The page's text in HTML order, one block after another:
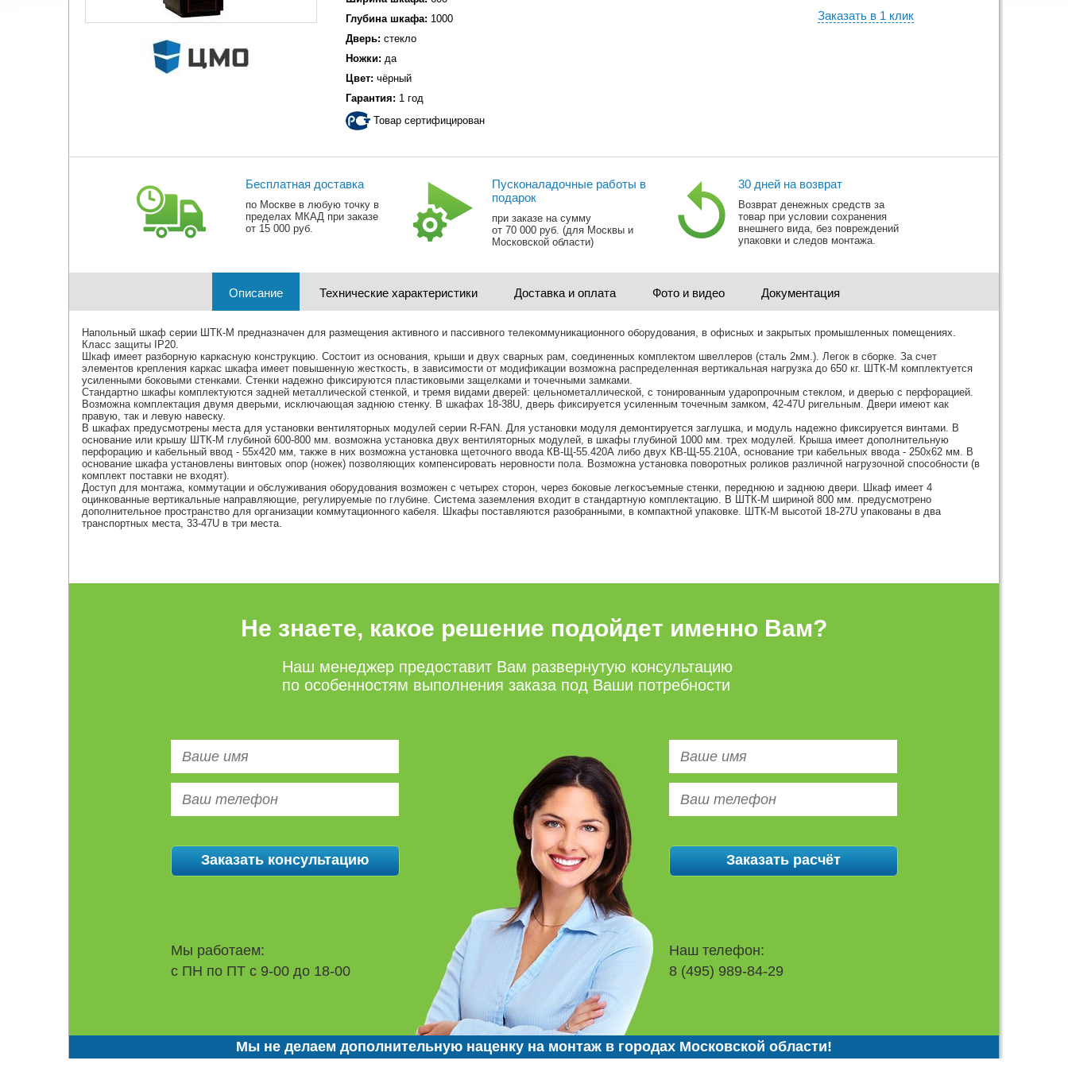
Глубина шкафа: 1000
Дверь: стекло
Ножки: да
Цвет: чёрный
Гарантия: 1 год
Товар сертифицирован
Заказать в 1 клик
Бесплатная доставка
по Москве в любую точку в
пределах МКАД при заказе
от 15 000 руб.
Пусконаладочные работы в
подарок
при заказе на сумму
от 70 000 руб. (для Москвы и
Московской области)
30 дней на возврат
Возврат денежных средств за
товар при условии сохранения
внешнего вида, без повреждений
упаковки и следов монтажа.
Описание Технические характеристики Доставка и оплата Фото и видео Документация
Напольный шкаф серии ШТК-М предназначен для размещения активного и пассивного телекоммуникационного оборудования, в офисных и закрытых промышленных помещениях.
Класс защиты IP20.
Шкаф имеет разборную каркасную конструкцию. Состоит из основания, крыши и двух сварных рам, соединенных комплектом швеллеров (сталь 2мм.). Легок в сборке. За счет
элементов крепления каркас шкафа имеет повышенную жесткость, в зависимости от модификации возможна распределенная вертикальная нагрузка до 650 кг. ШТК-М комплектуется
усиленными боковыми стенками. Стенки надежно фиксируются пластиковыми защелками и точечными замками.
Стандартно шкафы комплектуются задней металлической стенкой, и тремя видами дверей: цельнометаллической, с тонированным ударопрочным стеклом, и дверью с перфорацией.
Возможна комплектация двумя дверьми, исключающая заднюю стенку. В шкафах 18-38U, дверь фиксируется усиленным точечным замком, 42-47U ригельным. Двери имеют как
правую, так и левую навеску.
В шкафах предусмотрены места для установки вентиляторных модулей серии R-FAN. Для установки модуля демонтируется заглушка, и модуль надежно фиксируется винтами. В
основание или крышу ШТК-М глубиной 600-800 мм. возможна установка двух вентиляторных модулей, в шкафы глубиной 1000 мм. трех модулей. Крыша имеет дополнительную
перфорацию и кабельный ввод - 55х420 мм, также в них возможна установка щеточного ввода КВ-Щ-55.420А либо двух КВ-Щ-55.210А, основание три кабельных ввода - 250х62 мм. В
основание шкафа установлены винтовых опор (ножек) позволяющих компенсировать неровности пола. Возможна установка поворотных роликов различной нагрузочной способности (в
комплект поставки не входят).
Доступ для монтажа, коммутации и обслуживания оборудования возможен с четырех сторон, через боковые легкосъемные стенки, переднюю и заднюю двери. Шкаф имеет 4
оцинкованные вертикальные направляющие, регулируемые по глубине. Система заземления входит в стандартную комплектацию. В ШТК-М шириной 800 мм. предусмотрено
дополнительное пространство для организации коммутационного кабеля. Шкафы поставляются разобранными, в компактной упаковке. ШТК-М высотой 18-27U упакованы в два
транспортных места, 33-47U в три места.
Не знаете, какое решение подойдет именно Вам?
Наш менеджер предоставит Вам развернутую консультацию
по особенностям выполнения заказа под Ваши потребности
Мы работаем:
с ПН по ПТ с 9-00 до 18-00
Наш телефон:
8 (495) 989-84-29
Мы не делаем дополнительную наценку на монтаж в городах Московской области!